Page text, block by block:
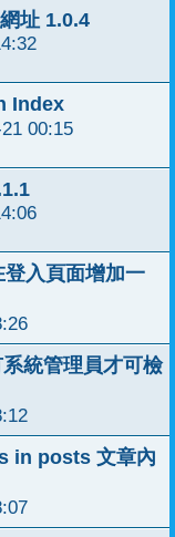
址 1.0.4
Index
00:15
入頁面增加一
統管理員才可檢
in posts 文章內